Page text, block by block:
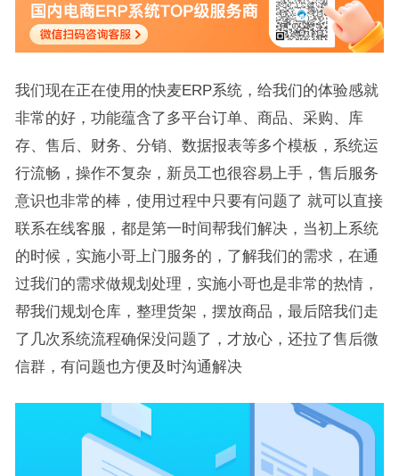
我们现在正在使用的快麦ERP系统，给我们的体验感就
非常的好，功能蕴含了多平台订单、商品、采购、库
存、售后、财务、分销、数据报表等多个模板，系统运
行流畅，操作不复杂，新员工也很容易上手，售后服务
意识也非常的棒，使用过程中只要有问题了 就可以直接
联系在线客服，都是第一时间帮我们解决，当初上系统
的时候，实施小哥上门服务的，了解我们的需求，在通
过我们的需求做规划处理，实施小哥也是非常的热情，
帮我们规划仓库，整理货架，摆放商品，最后陪我们走
了几次系统流程确保没问题了，才放心，还拉了售后微
信群，有问题也方便及时沟通解决